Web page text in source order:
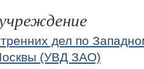
дел по
(УВД ЗАО)